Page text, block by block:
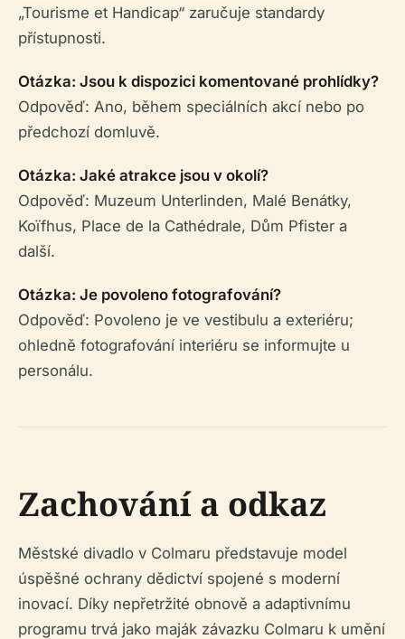
„Tourisme et Handicap“ zaručuje standardy
přístupnosti.
Otázka: Jsou k dispozici komentované prohlídky?
Odpověď: Ano, během speciálních akcí nebo po
předchozí domluvě.
Otázka: Jaké atrakce jsou v okolí?
Odpověď: Muzeum Unterlinden, Malé Benátky,
Koïfhus, Place de la Cathédrale, Dům Pfister a
další.
Otázka: Je povoleno fotografování?
Odpověď: Povoleno je ve vestibulu a exteriéru;
ohledně fotografování interiéru se informujte u
personálu.
Zachování a odkaz
Městské divadlo v Colmaru představuje model
úspěšné ochrany dědictví spojené s moderní
inovací. Díky nepřetržité obnově a adaptivnímu
programu trvá jako maják závazku Colmaru k umění